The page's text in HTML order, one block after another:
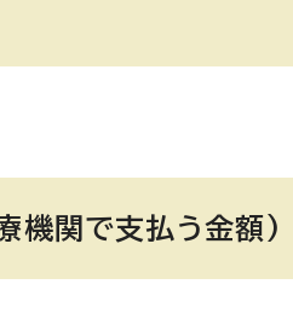
機関で支払う金額)